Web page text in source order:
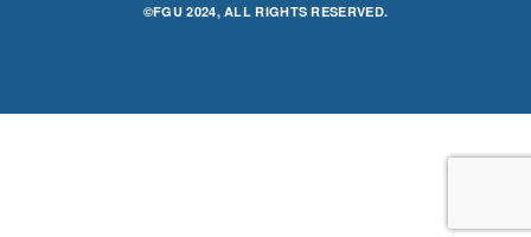
©FGU 2024, ALL RIGHTS RESERVED.